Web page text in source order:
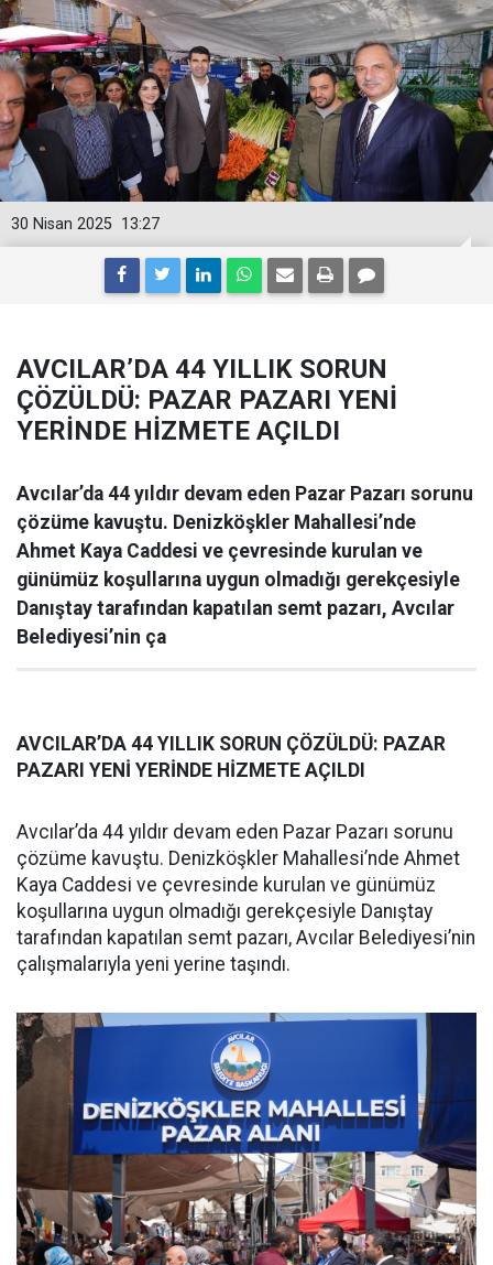
13:27
30 Nisan 2025
AVCILAR’DA 44 YILLIK SORUN
ÇÖZÜLDÜ: PAZAR PAZARI YENİ
YERİNDE HİZMETE AÇILDI
Avcılar’da 44 yıldır devam eden Pazar Pazarı sorunu
çözüme kavuştu. Denizköşkler Mahallesi’nde
Ahmet Kaya Caddesi ve çevresinde kurulan ve
günümüz koşullarına uygun olmadığı gerekçesiyle
Danıştay tarafından kapatılan semt pazarı, Avcılar
Belediyesi’nin ça
AVCILAR’DA 44 YILLIK SORUN ÇÖZÜLDÜ: PAZAR
PAZARI YENİ YERİNDE HİZMETE AÇILDI
Avcılar’da 44 yıldır devam eden Pazar Pazarı sorunu
çözüme kavuştu. Denizköşkler Mahallesi’nde Ahmet
Kaya Caddesi ve çevresinde kurulan ve günümüz
koşullarına uygun olmadığı gerekçesiyle Danıştay
tarafından kapatılan semt pazarı, Avcılar Belediyesi’nin
çalışmalarıyla yeni yerine taşındı.